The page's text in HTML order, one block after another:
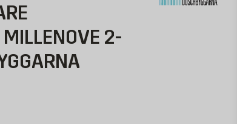
2-